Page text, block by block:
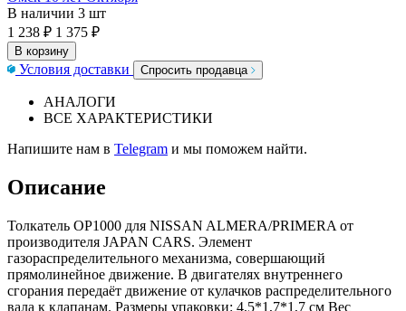
В наличии 3 шт
1 238 ₽ 1 375 ₽
В корзину
Условия доставки Спросить продавца
АНАЛОГИ
ВСЕ ХАРАКТЕРИСТИКИ
Напишите нам в Telegram и мы поможем найти.
Описание
Толкатель OP1000 для NISSAN ALMERA/PRIMERA от
производителя JAPAN CARS. Элемент
газораспределительного механизма, совершающий
прямолинейное движение. В двигателях внутреннего
сгорания передаёт движение от кулачков распределительного
вала к клапанам. Размеры упаковки: 4,5*1,7*1,7 см Вес